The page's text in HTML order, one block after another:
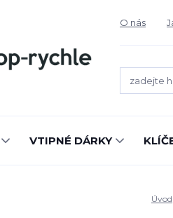
O nás
VTIPNÉ DÁRKY
Úvod